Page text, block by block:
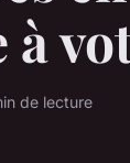
à
de lecture